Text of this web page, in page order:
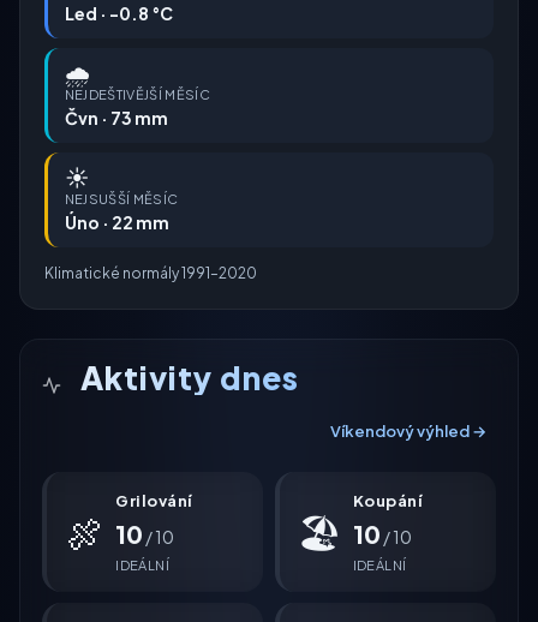
Led · -0.8 °C
🌧️
NEJDEŠTIVĚJŠÍ MĚSÍC
Čvn · 73 mm
☀️
NEJSUŠŠÍ MĚSÍC
Úno · 22 mm
Klimatické normály 1991–2020
Aktivity dnes
Víkendový výhled →
🍖
Grilování
10 / 10
IDEÁLNÍ
🏖
Koupání
10 / 10
IDEÁLNÍ